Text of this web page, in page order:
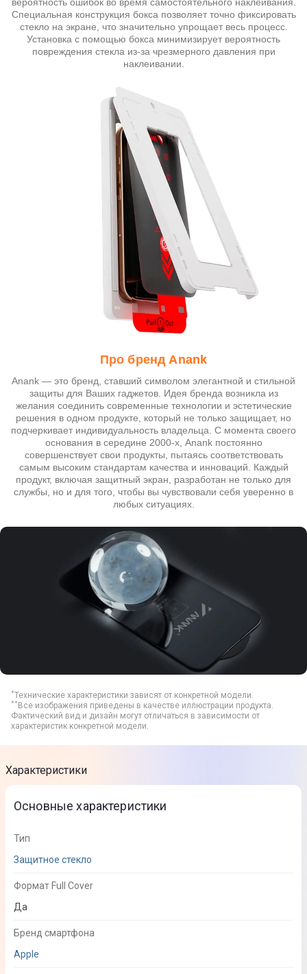
Специальная конструкция бокса позволяет точно фиксировать
стекло на экране, что значительно упрощает весь процесс.
Установка с помощью бокса минимизирует вероятность
повреждения стекла из-за чрезмерного давления при
наклеивании.
Про бренд Anank
Anank — это бренд, ставший символом элегантной и стильной
защиты для Ваших гаджетов. Идея бренда возникла из
желания соединить современные технологии и эстетические
решения в одном продукте, который не только защищает, но
подчеркивает индивидуальность владельца. С момента своего
основания в середине 2000-х, Anank постоянно
совершенствует свои продукты, пытаясь соответствовать
самым высоким стандартам качества и инноваций. Каждый
продукт, включая защитный экран, разработан не только для
службы, но и для того, чтобы вы чувствовали себя уверенно в
любых ситуациях.
*Технические характеристики зависят от конкретной модели.
** Все изображения приведены в качестве иллюстрации продукта.
Фактический вид и дизайн могут отличаться в зависимости от
характеристик конкретной модели.
Характеристики
Основные характеристики
Тип
Защитное стекло
Формат Full Cover
Да
Бренд смартфона
Apple